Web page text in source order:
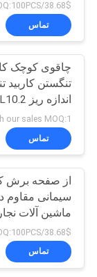
میله
44
نکات
97
تماس
چاقوی کوچک
تنگستن کاربید
برش لبه شارپ
تماس
از صفحه برش
سیمانی مقاوم
ماشین آلات
سوراخ استفاده
تماس